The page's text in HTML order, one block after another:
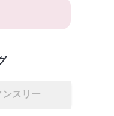
ンスリー